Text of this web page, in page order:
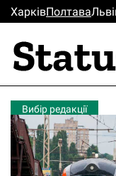
ХарківПолтава
Вибір редакції